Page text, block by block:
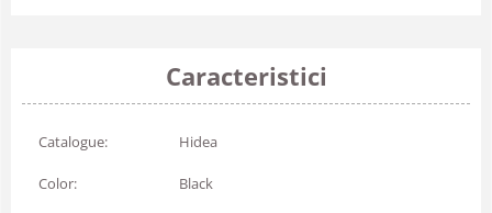
Caracteristici
Catalogue: Hidea
Color: Black